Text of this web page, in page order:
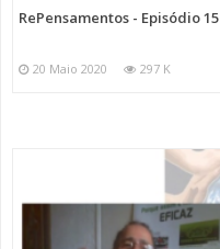
RePensamentos - Episódio 15
20 Maio 2020 297 K